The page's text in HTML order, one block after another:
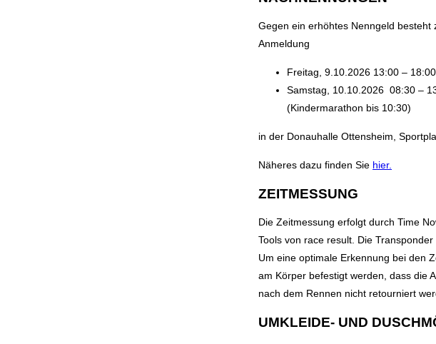
Gegen ein erhöhtes Nenngeld
Anmeldung
Freitag, 9.10.2026 13:00 –
Samstag, 10.10.2026 08:30 –
(Kindermarathon bis 10:30)
in der Donauhalle Ottensheim,
Näheres dazu finden Sie hier.
ZEITMESSUNG
Die Zeitmessung erfolgt durch Time
Tools von race result. Die
Um eine optimale Erkennung bei den
am Körper befestigt werden, dass die
nach dem Rennen nicht retourniert
UMKLEIDE- UND